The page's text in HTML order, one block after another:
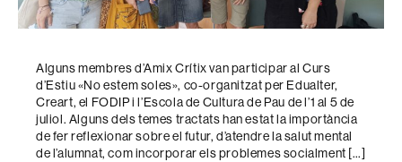
Alguns membres d’Amix Crítix van participar al Curs
d’Estiu «No estem soles», co-organitzat per Edualter,
Creart, el FODIP i l’Escola de Cultura de Pau de l’1 al 5 de
juliol. Alguns dels temes tractats han estat la importància
de fer reflexionar sobre el futur, d’atendre la salut mental
de l’alumnat, com incorporar els problemes socialment […]